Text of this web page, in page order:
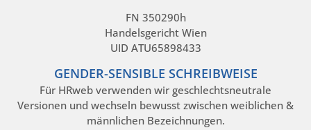
FN 350290h
Handelsgericht Wien
UID ATU65898433
GENDER-SENSIBLE SCHREIBWEISE
Für HRweb verwenden wir geschlechtsneutrale
Versionen und wechseln bewusst zwischen weiblichen &
männlichen Bezeichnungen.